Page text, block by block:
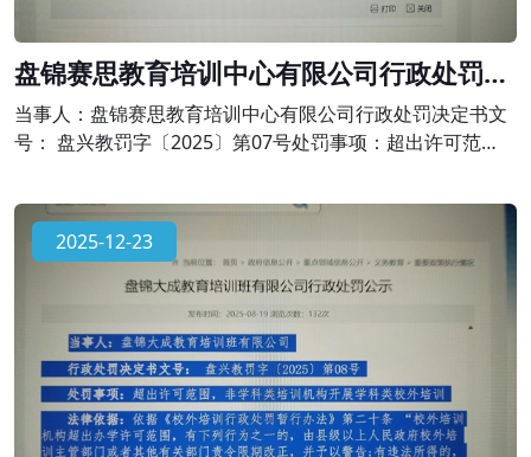
盘锦赛思教育培训中心有限公司行政处罚公
示
当事人：盘锦赛思教育培训中心有限公司行政处罚决定书文
号： 盘兴教罚字〔2025〕第07号处罚事项：超出许可范
《校外培训行政处罚暂行办法》第二十条 “校外培训机构超
出办学许可范围，有下列行为之一的，由县级以上人民政府
校外培训主管部门或者其他有关部门责令限期改正，并予以
警告;有违法所得的，退还所收费用后没收违法所得;情节严重
的，责令停止招收学员、吊销
2025-12-23